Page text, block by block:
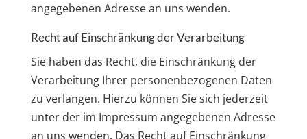
angegebenen Adresse an uns wenden.
Recht auf Einschränkung der Verarbeitung
Sie haben das Recht, die Einschränkung der
Verarbeitung Ihrer personenbezogenen Daten
zu verlangen. Hierzu können Sie sich jederzeit
unter der im Impressum angegebenen Adresse
an uns wenden. Das Recht auf Einschränkung